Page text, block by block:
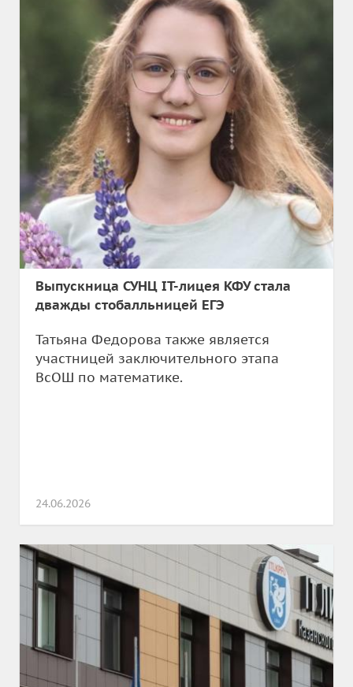
Выпускница СУНЦ IT-лицея КФУ стала
дважды стобалльницей ЕГЭ
Татьяна Федорова также является
участницей заключительного этапа
ВсОШ по математике.
24.06.2026